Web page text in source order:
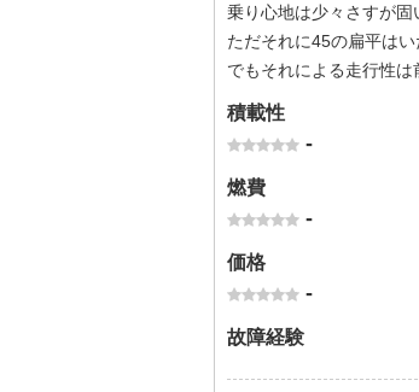
乗り心地は少々さすが
ただそれに45の扁平は
でもそれによる走行性
積載性
-
燃費
-
価格
-
故障経験